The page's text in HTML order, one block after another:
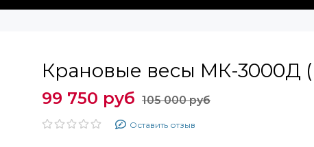
Крановые весы МК-3000Д
99 750 руб 105 000 руб
Оставить отзыв